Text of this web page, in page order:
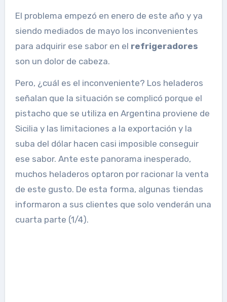
El problema empezó en enero de este año y ya
siendo mediados de mayo los inconvenientes
para adquirir ese sabor en el refrigeradores
son un dolor de cabeza.
Pero, ¿cuál es el inconveniente? Los heladeros
señalan que la situación se complicó porque el
pistacho que se utiliza en Argentina proviene de
Sicilia y las limitaciones a la exportación y la
suba del dólar hacen casi imposible conseguir
ese sabor. Ante este panorama inesperado,
muchos heladeros optaron por racionar la venta
de este gusto. De esta forma, algunas tiendas
informaron a sus clientes que solo venderán una
cuarta parte (1/4).